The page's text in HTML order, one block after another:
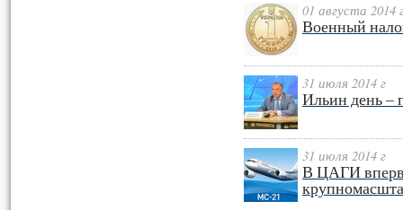
01 августа 2014
Военный
31 июля 2014 г
Ильин день –
31 июля 2014 г
В ЦАГИ